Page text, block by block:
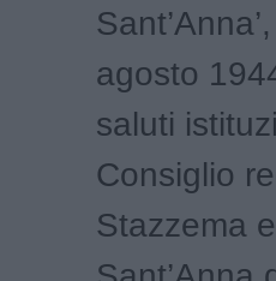
agosto
saluti
Consiglio
Stazzema